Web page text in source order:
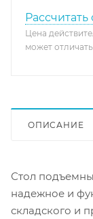
Рассчитать
Цена
может
ОПИСАНИЕ
Стол
надежное и
складского и